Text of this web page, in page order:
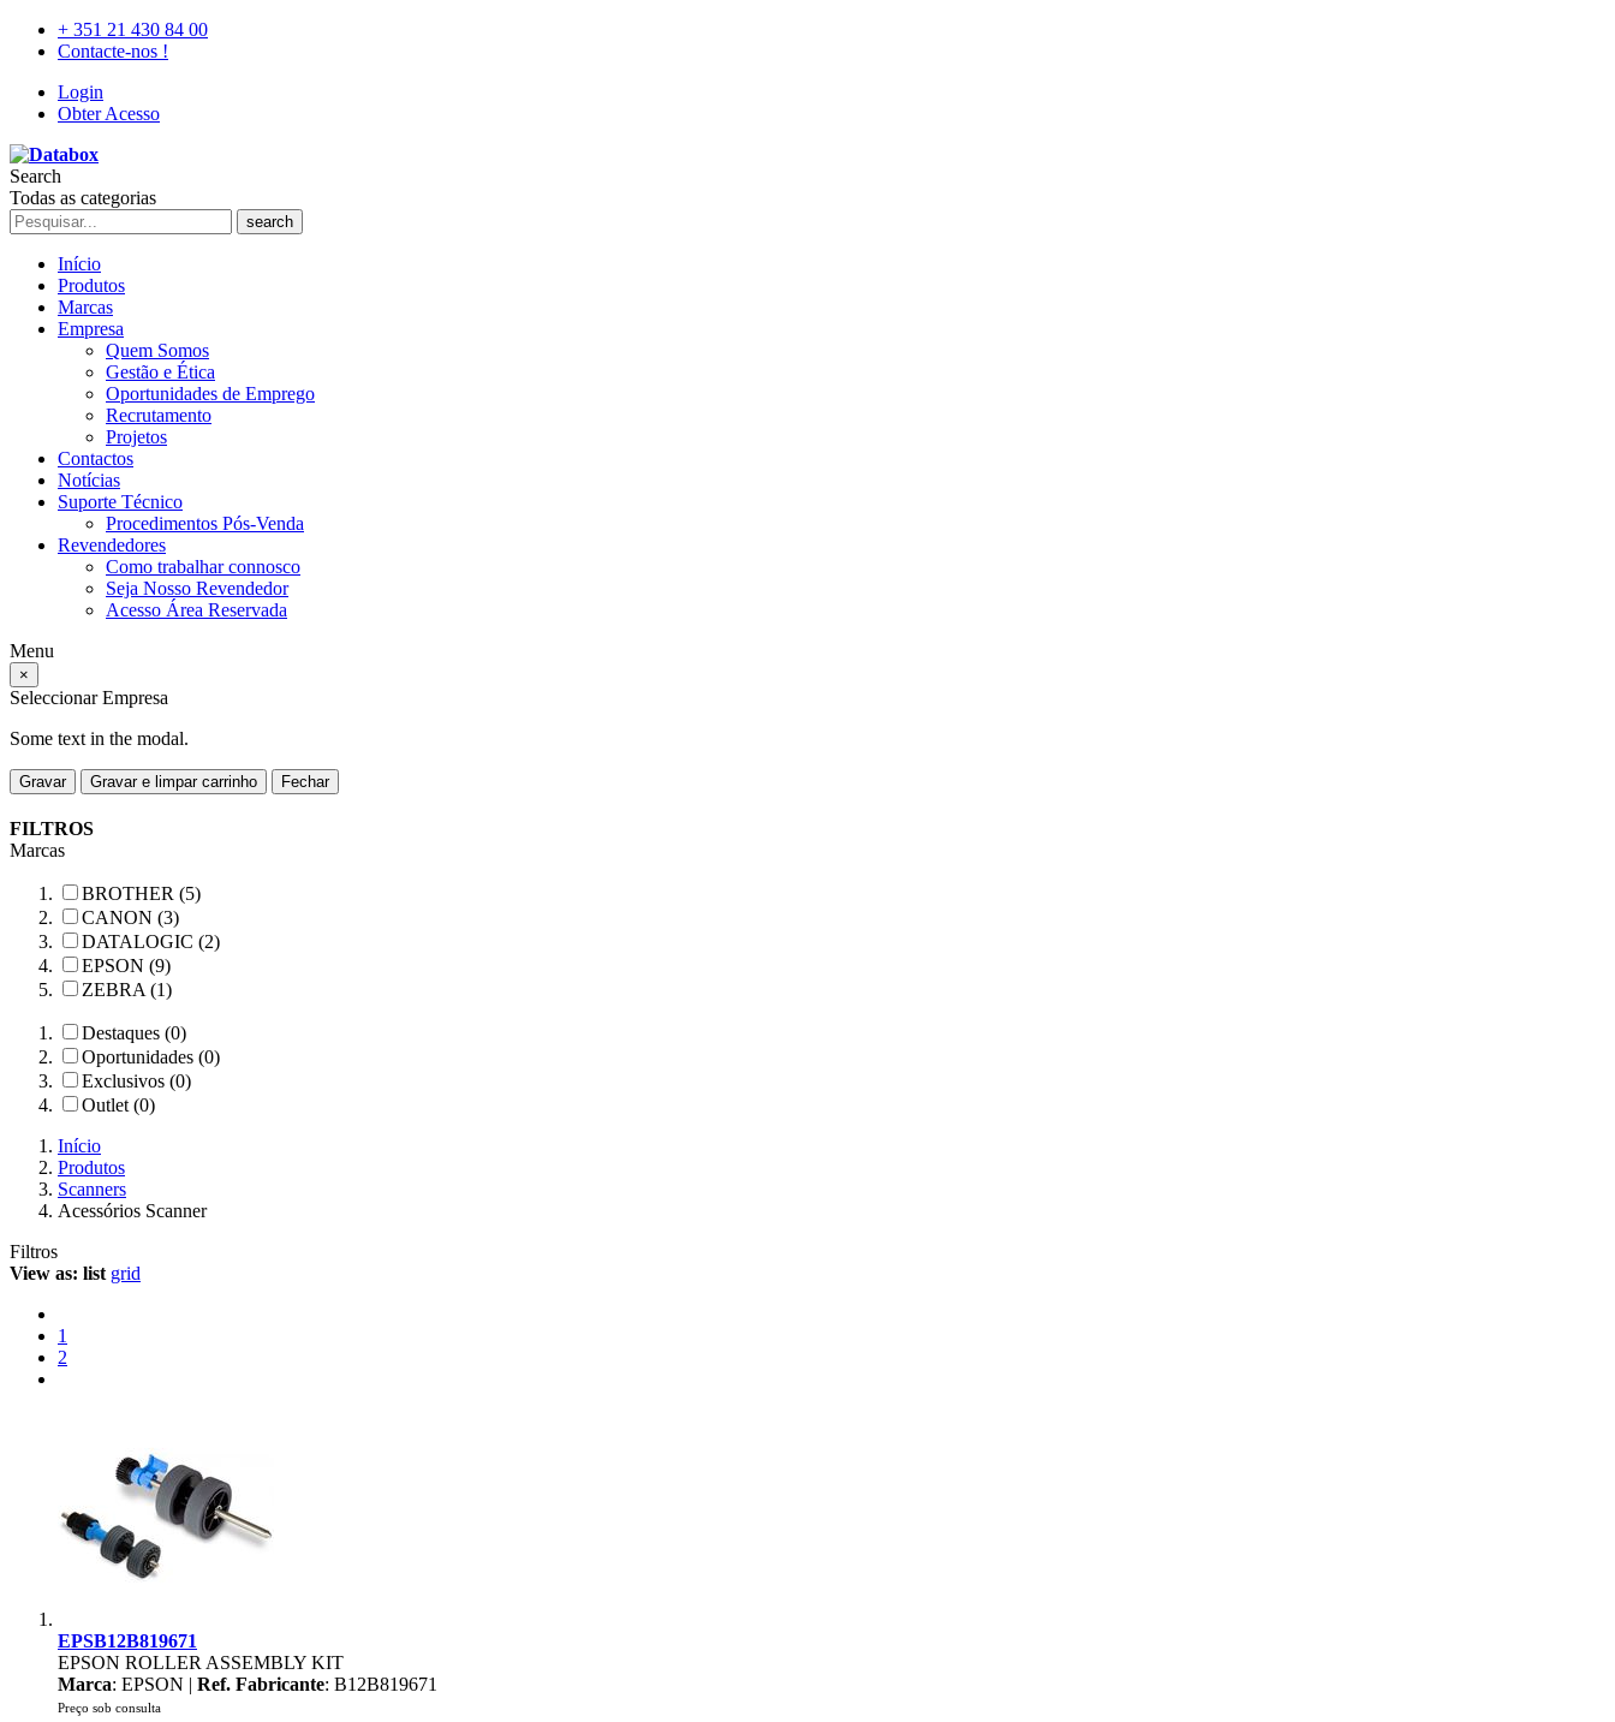
+ 351 21 430 84 00
Contacte-nos !
Login
Obter Acesso
Search
Todas as categorias
search
Início
Produtos
Marcas
Empresa
Quem Somos
Gestão e Ética
Oportunidades de Emprego
Recrutamento
Projetos
Contactos
Notícias
Suporte Técnico
Procedimentos Pós-Venda
Revendedores
Como trabalhar connosco
Seja Nosso Revendedor
Acesso Área Reservada
Menu
×
Seleccionar Empresa
Some text in the modal.
Gravar Gravar e limpar carrinho Fechar
FILTROS
Marcas
BROTHER (5)
CANON (3)
DATALOGIC (2)
EPSON (9)
ZEBRA (1)
Destaques (0)
Oportunidades (0)
Exclusivos (0)
Outlet (0)
Início
Produtos
Scanners
Acessórios Scanner
Filtros
View as: list grid
1
2
EPSB12B819671
EPSON ROLLER ASSEMBLY KIT
Marca: EPSON | Ref. Fabricante: B12B819671
Preço sob consulta